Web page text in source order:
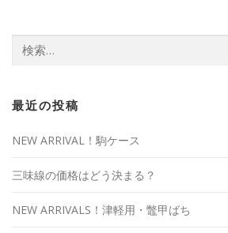
索:
最近の投稿
NEW ARRIVAL！駒ケース
三味線の価格はどう決まる？
NEW ARRIVALS！津軽用・鼈甲ばち